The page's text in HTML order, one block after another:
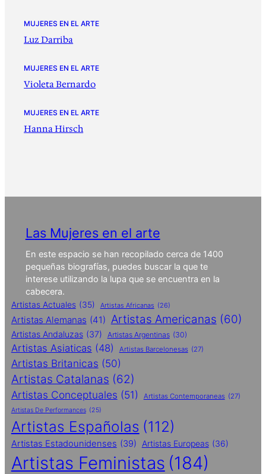
MUJERES EN EL ARTE
Luz Darriba
MUJERES EN EL ARTE
Violeta Bernardo
MUJERES EN EL ARTE
Hanna Hirsch
Las Mujeres en el arte
En este espacio se han recopilado cerca de 1400
pequeñas biografías, puedes buscar la que te
interese utilizando la lupa que se encuentra en la
cabecera.
Artistas Actuales (35) Artistas Africanas (26)
Artistas Alemanas (41) Artistas Americanas (60)
Artistas Andaluzas (37) Artistas Argentinas (30)
Artistas Asiaticas (48) Artistas Barcelonesas (27)
Artistas Britanicas (50)
Artistas Catalanas (62)
Artistas Conceptuales (51) Artistas Contemporaneas (27)
Artistas De Performances (25)
Artistas Españolas (112)
Artistas Estadounidenses (39) Artistas Europeas (36)
Artistas Feministas (184)